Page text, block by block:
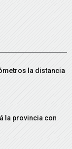
la distancia
la provincia con